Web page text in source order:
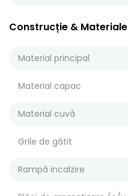
Construcție & Materiale
Material principal
Material capac
Material cuvă
Grile de gătit
Rampă incalzire